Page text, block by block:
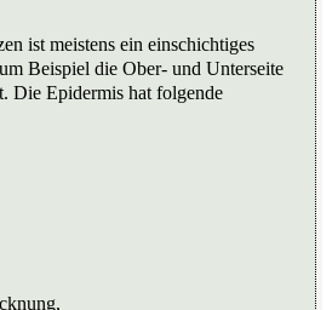
ist meistens ein einschichtiges
Beispiel die Ober- und Unterseite
Die Epidermis hat folgende